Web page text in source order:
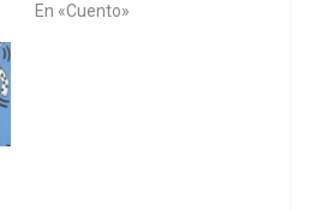
En «Cuento»